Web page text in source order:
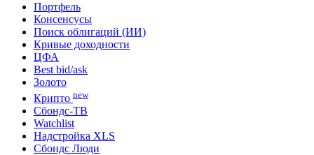
Портфель
Консенсусы
Поиск облигаций (ИИ)
Кривые доходности
ЦФА
Best bid/ask
Золото
Крипто new
Сбондс-ТВ
Watchlist
Надстройка XLS
Сбондс Люди